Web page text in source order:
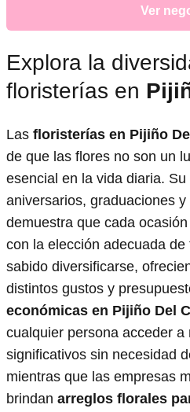
Ver
Explora la
floristerías en
Las floristerías en Pijiño
de que las flores no son un
esencial en la vida diaria.
aniversarios, graduaciones
demuestra que cada
con la elección adecuada
sabido diversificarse,
distintos gustos y
económicas en Pijiño Del
cualquier persona acceder a
significativos sin necesidad
mientras que las empresas
brindan arreglos florales